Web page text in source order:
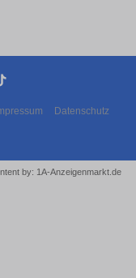
Datenschutz
by: 1A-Anzeigenmarkt.de